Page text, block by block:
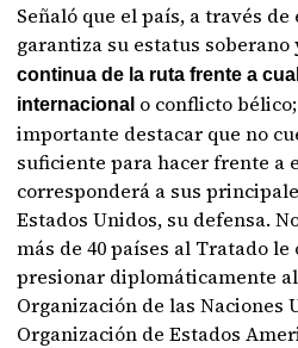
Señaló que el país, a través de
garantiza su estatus soberano
continua de la ruta frente a
internacional o conflicto
importante destacar que no
suficiente para hacer frente a
corresponderá a sus
Estados Unidos, su defensa.
más de 40 países al Tratado
presionar diplomáticamente
Organización de las Naciones
Organización de Estados